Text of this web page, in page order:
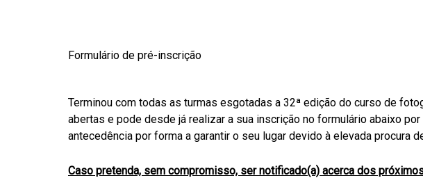
Formulário de pré-inscrição
Terminou com todas as turmas esgotadas a 32ª edição do curso de
abertas e pode desde já realizar a sua inscrição no formulário abaixo
antecedência por forma a garantir o seu lugar devido à elevada procura
Caso pretenda, sem compromisso, ser notificado(a) acerca dos